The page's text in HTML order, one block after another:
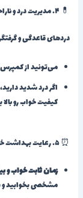
💊 ۴. مدیریت درد و ناراحتی‌ها
دردهای قاعدگی و
می‌تونید از
اگر درد شدید
کیفیت خواب رو بالا
⏰ ۵. رعایت بهداشت خواب (Sleep Hygiene)
زمان ثابت خواب و
مشخصی بخوابید و